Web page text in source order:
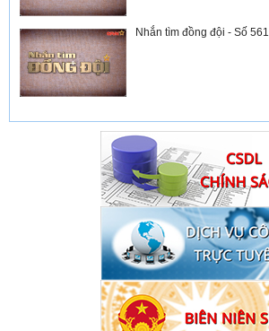
Nhắn tìm đồng đội - Số 561